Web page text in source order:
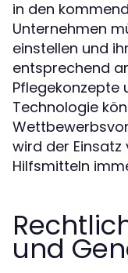
in den
Unternehmen
einstellen und
entsprechend
Pflegekonzepte
Technologie
wird der
Hilfsmitteln
und